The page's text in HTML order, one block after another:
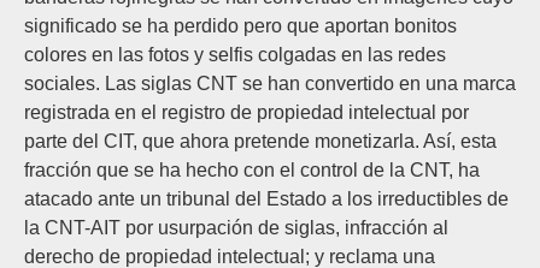
significado se ha perdido pero que aportan bonitos
colores en las fotos y selfis colgadas en las redes
sociales. Las siglas CNT se han convertido en una marca
registrada en el registro de propiedad intelectual por
parte del CIT, que ahora pretende monetizarla. Así, esta
fracción que se ha hecho con el control de la CNT, ha
atacado ante un tribunal del Estado a los irreductibles de
la CNT-AIT por usurpación de siglas, infracción al
derecho de propiedad intelectual; y reclama una